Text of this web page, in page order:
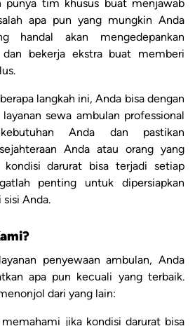
punya tim khusus buat menjawab
apa pun yang mungkin Anda
handal akan mengedepankan
dan bekerja ekstra buat memberi
langkah ini, Anda bisa dengan
sewa ambulan professional
Anda dan pastikan
Anda atau orang yang
kondisi darurat bisa terjadi setiap
penting untuk dipersiapkan
Anda.
penyewaan ambulan, Anda
apa pun kecuali yang terbaik.
dari yang lain:
jika kondisi darurat bisa